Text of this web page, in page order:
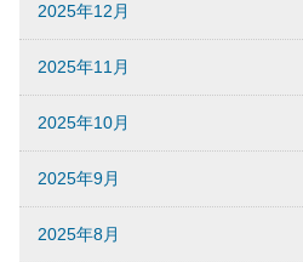
2025年12月
2025年11月
2025年10月
2025年9月
2025年8月